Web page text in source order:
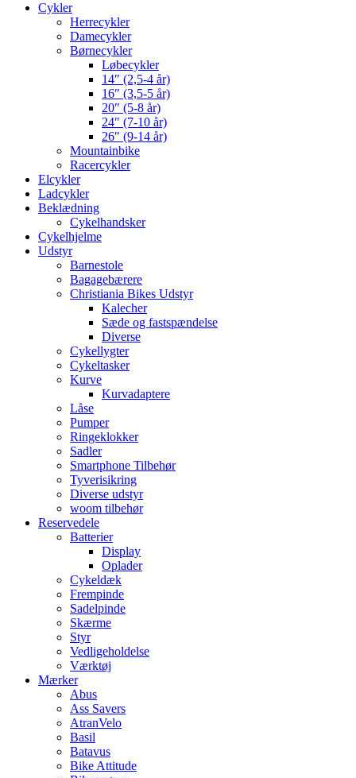
Cykler
Herrecykler
Damecykler
Børnecykler
Løbecykler
14″ (2,5-4 år)
16″ (3,5-5 år)
20″ (5-8 år)
24″ (7-10 år)
26″ (9-14 år)
Mountainbike
Racercykler
Elcykler
Ladcykler
Beklædning
Cykelhandsker
Cykelhjelme
Udstyr
Barnestole
Bagagebærere
Christiania Bikes Udstyr
Kalecher
Sæde og fastspændelse
Diverse
Cykellygter
Cykeltasker
Kurve
Kurvadaptere
Låse
Pumper
Ringeklokker
Sadler
Smartphone Tilbehør
Tyverisikring
Diverse udstyr
woom tilbehør
Reservedele
Batterier
Display
Oplader
Cykeldæk
Frempinde
Sadelpinde
Skærme
Styr
Vedligeholdelse
Værktøj
Mærker
Abus
Ass Savers
AtranVelo
Basil
Batavus
Bike Attitude